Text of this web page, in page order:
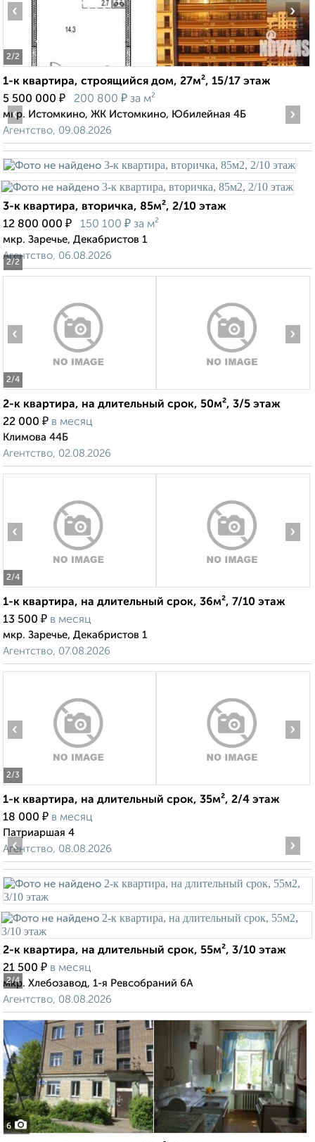
2/2
‹ ›
1-к квартира, строящийся дом, 27м², 15/17 этаж
5 500 000 ₽ 200 800 ₽ за м²
мкр. Истомкино, ЖК Истомкино, Юбилейная 4Б
Агентство, 09.08.2026
2/2
‹ ›
3-к квартира, вторичка, 85м², 2/10 этаж
12 800 000 ₽ 150 100 ₽ за м²
мкр. Заречье, Декабристов 1
Агентство, 06.08.2026
2/4
‹ ›
2-к квартира, на длительный срок, 50м², 3/5 этаж
22 000 ₽ в месяц
Климова 44Б
Агентство, 02.08.2026
2/4
‹ ›
1-к квартира, на длительный срок, 36м², 7/10 этаж
13 500 ₽ в месяц
мкр. Заречье, Декабристов 1
Агентство, 07.08.2026
2/3
‹ ›
1-к квартира, на длительный срок, 35м², 2/4 этаж
18 000 ₽ в месяц
Патриаршая 4
Агентство, 08.08.2026
2/4
‹ ›
2-к квартира, на длительный срок, 55м², 3/10 этаж
21 500 ₽ в месяц
мкр. Хлебозавод, 1-я Ревсобраний 6А
Агентство, 08.08.2026
6